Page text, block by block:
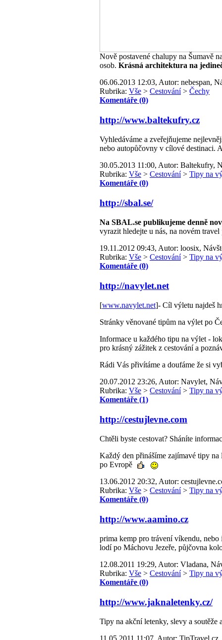
Nově postavené chalupy na Šumavě
osob. Krásná architektura na
06.06.2013 12:03, Autor: nebespan,
Rubrika: Vše > Cestování> Čechy
Komentáře (0)
http://www.baltekufry.cz
Vyhledáváme a zveřejňujeme
nebo autopůčovny v cílové destinaci.
30.05.2013 11:00, Autor: Baltekufry,
Rubrika: Vše > Cestování> Tipy na
Komentáře (0)
http://sbal.se/
Na SBAL.se publikujeme denně
vyrazit hledejte u nás, na novém
19.11.2012 09:43, Autor: loosix,
Rubrika: Vše > Cestování> Tipy na
Komentáře (0)
http://navylet.net
[www.navylet.net]- Cíl výletu najdeš
Stránky věnované tipům na výlet po
Informace u každého tipu na výlet -
pro krásný zážitek z cestování a
Rádi Vás přivítáme a doufáme že si
20.07.2012 23:26, Autor: Navylet,
Rubrika: Vše > Cestování> Tipy na
Komentáře (1)
http://cestujlevne.com
Chtěli byste cestovat? Sháníte
Každý den přinášíme zajímavé tipy
po Evropě
13.06.2012 20:32, Autor:
Rubrika: Vše > Cestování> Tipy na
Komentáře (0)
http://www.aamino.cz
prima kemp pro trávení víkendu,
lodí po Máchovu Jezeře, půjčovna
12.08.2011 19:29, Autor: Vladana,
Rubrika: Vše > Cestování> Tipy na
Komentáře (0)
http://www.jaknaletenky.cz/
Tipy na akční letenky, slevy a
11.05.2011 11:07, Autor: